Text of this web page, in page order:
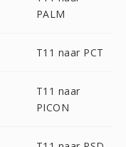
PALM
T11 naar PCT
T11 naar
PICON